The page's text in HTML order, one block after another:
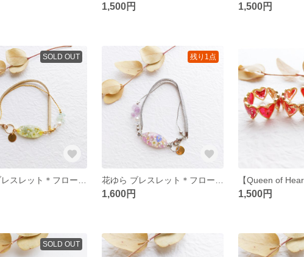
1,500円 1,500円
SOLD OUT 残り1点
1,600円 1,500円
SOLD OUT